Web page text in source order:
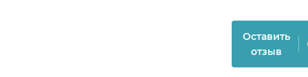
Оставить
отзыв